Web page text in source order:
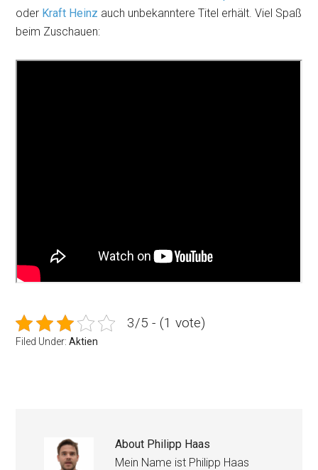
oder Kraft Heinz auch unbekanntere Titel erhält. Viel Spaß
beim Zuschauen:
3/5 - (1 vote)
Filed Under:Aktien
About Philipp Haas
Mein Name ist Philipp Haas